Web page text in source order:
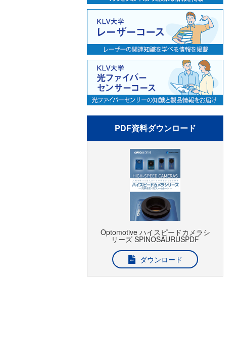
PDF資料ダウンロード
Optomotive ハイスピードカメラシ
リーズ SPINOSAURUSPDF
ダウンロード